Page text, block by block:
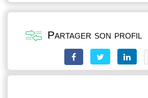
Partager son profil